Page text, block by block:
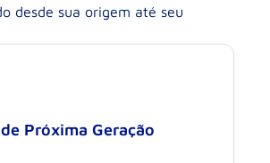
desde sua origem até seu
Próxima Geração